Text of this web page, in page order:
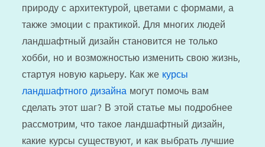
природу с архитектурой, цветами с формами, а
также эмоции с практикой. Для многих людей
ландшафтный дизайн становится не только
хобби, но и возможностью изменить свою жизнь,
стартуя новую карьеру. Как же курсы
ландшафтного дизайна могут помочь вам
сделать этот шаг? В этой статье мы подробнее
рассмотрим, что такое ландшафтный дизайн,
какие курсы существуют, и как выбрать лучшие